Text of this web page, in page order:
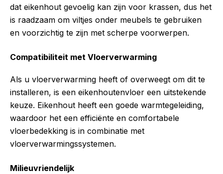
dat eikenhout gevoelig kan zijn voor krassen, dus het
is raadzaam om viltjes onder meubels te gebruiken
en voorzichtig te zijn met scherpe voorwerpen.
Compatibiliteit met Vloerverwarming
Als u vloerverwarming heeft of overweegt om dit te
installeren, is een eikenhoutenvloer een uitstekende
keuze. Eikenhout heeft een goede warmtegeleiding,
waardoor het een efficiënte en comfortabele
vloerbedekking is in combinatie met
vloerverwarmingssystemen.
Milieuvriendelijk